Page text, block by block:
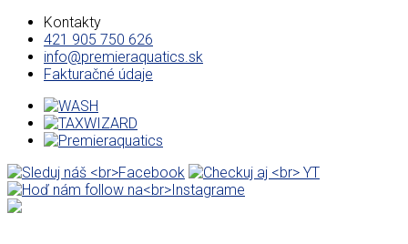
Kontakty
421 905 750 626
info@premieraquatics.sk
Fakturačné údaje